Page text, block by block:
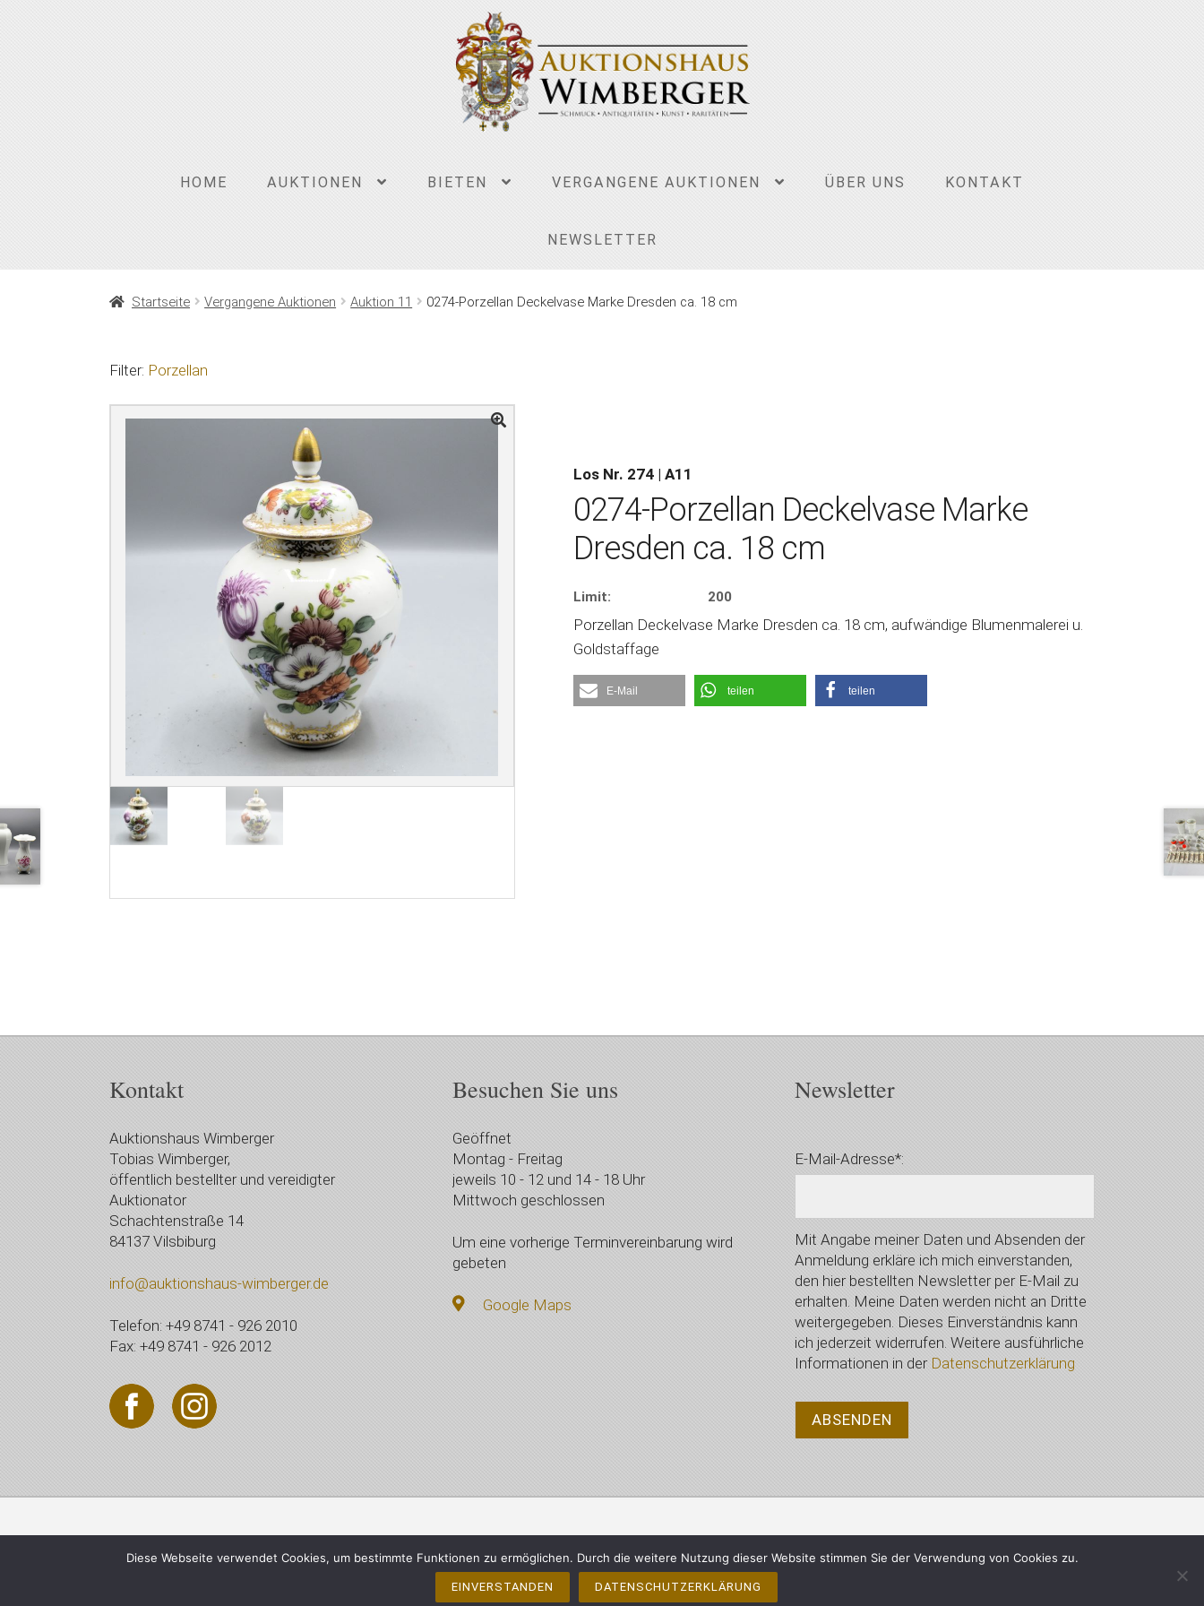
HOME AUKTIONEN BIETEN VERGANGENE AUKTIONEN ÜBER UNS KONTAKT
NEWSLETTER
Startseite Vergangene Auktionen Auktion 11 0274-Porzellan Deckelvase Marke Dresden ca. 18 cm
Filter: Porzellan
Los Nr. 274 | A11
0274-Porzellan Deckelvase Marke
Dresden ca. 18 cm
Limit: 200
Porzellan Deckelvase Marke Dresden ca. 18 cm, aufwändige Blumenmalerei u.
Goldstaffage
E-Mail teilen teilen
Kontakt
Auktionshaus Wimberger
Tobias Wimberger,
öffentlich bestellter und vereidigter
Auktionator
Schachtenstraße 14
84137 Vilsbiburg
info@auktionshaus-wimberger.de
Telefon: +49 8741 - 926 2010
Fax: +49 8741 - 926 2012
Besuchen Sie uns
Geöffnet
Montag - Freitag
jeweils 10 - 12 und 14 - 18 Uhr
Mittwoch geschlossen
Um eine vorherige Terminvereinbarung wird
gebeten
Google Maps
Newsletter
E-Mail-Adresse*:
Mit Angabe meiner Daten und Absenden der
Anmeldung erkläre ich mich einverstanden,
den hier bestellten Newsletter per E-Mail zu
erhalten. Meine Daten werden nicht an Dritte
weitergegeben. Dieses Einverständnis kann
ich jederzeit widerrufen. Weitere ausführliche
Informationen in der Datenschutzerklärung
© 2021 Auktionshaus Wimberger, Vilsbiburg - Alle Rechte vorbehalten Impressum Datenschutzerklärung
Diese Webseite verwendet Cookies, um bestimmte Funktionen zu ermöglichen. Durch die weitere Nutzung dieser Website stimmen Sie der Verwendung von Cookies zu.
EINVERSTANDEN DATENSCHUTZERKLÄRUNG